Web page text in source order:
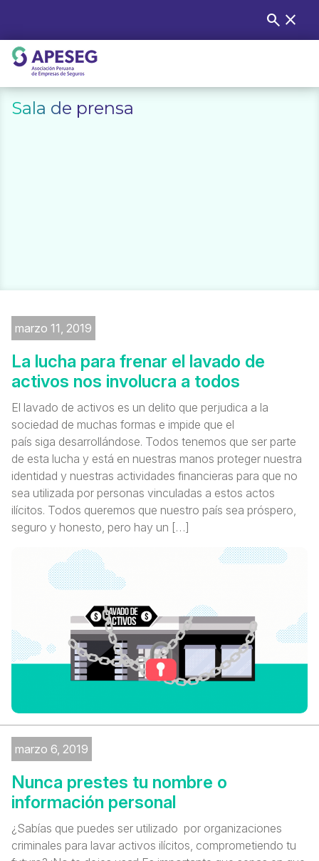
content
Buscar:
search close
APESEG
Sala de prensa
marzo 11, 2019
La lucha para frenar el lavado de
activos nos involucra a todos
El lavado de activos es un delito que perjudica a la
sociedad de muchas formas e impide que el
país siga desarrollándose. Todos tenemos que ser parte
de esta lucha y está en nuestras manos proteger nuestra
identidad y nuestras actividades financieras para que no
sea utilizada por personas vinculadas a estos actos
ilícitos. Todos queremos que nuestro país sea próspero,
seguro y honesto, pero hay un […]
marzo 6, 2019
Nunca prestes tu nombre o
información personal
¿Sabías que puedes ser utilizado por organizaciones
criminales para lavar activos ilícitos, comprometiendo tu